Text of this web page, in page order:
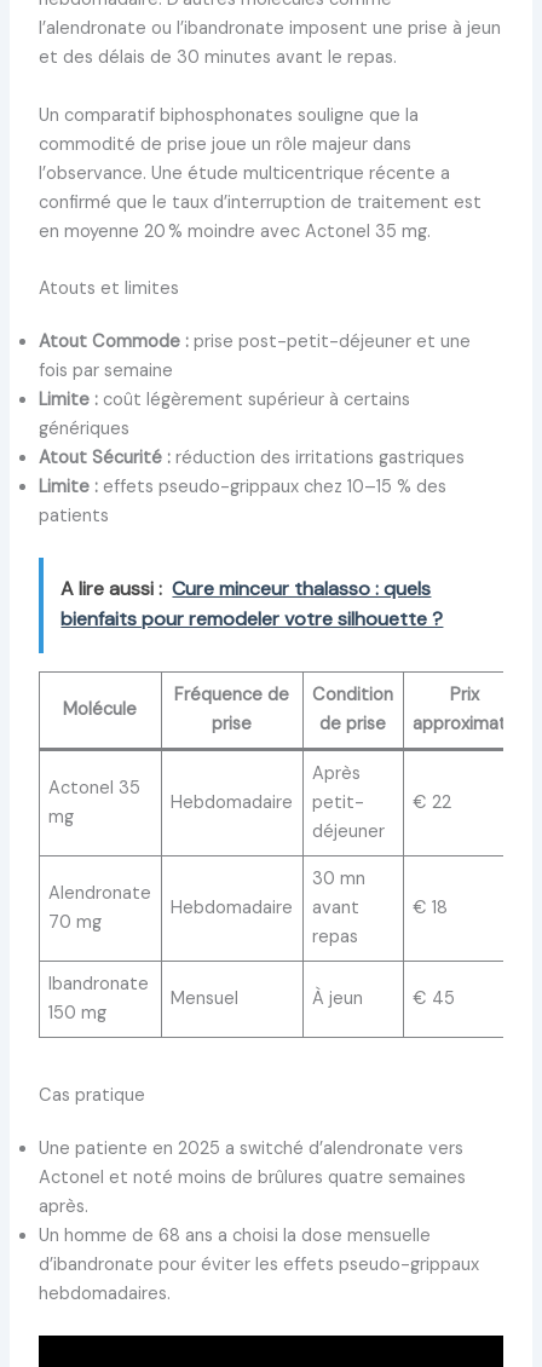
l’alendronate ou l’ibandronate imposent une prise à jeun
et des délais de 30 minutes avant le repas.
Un comparatif biphosphonates souligne que la
commodité de prise joue un rôle majeur dans
l’observance. Une étude multicentrique récente a
confirmé que le taux d’interruption de traitement est
en moyenne 20 % moindre avec Actonel 35 mg.
Atouts et limites
Atout Commode :prise post-petit-déjeuner et une
fois par semaine
Limite :coût légèrement supérieur à certains
génériques
Atout Sécurité :réduction des irritations gastriques
Limite :effets pseudo-grippaux chez 10–15 % des
patients
A lire aussi : Cure minceur thalasso : quels
bienfaits pour remodeler votre silhouette ?
Molécule
Fréquence de
prise
Condition
de prise
Prix
approximatif
Actonel 35
mg
Hebdomadaire
Après
petit-
déjeuner
€ 22
Alendronate
70 mg
Hebdomadaire
30 mn
avant
repas
€ 18
Ibandronate
150 mg
Mensuel À jeun € 45
Cas pratique
Une patiente en 2025 a switché d’alendronate vers
Actonel et noté moins de brûlures quatre semaines
après.
Un homme de 68 ans a choisi la dose mensuelle
d’ibandronate pour éviter les effets pseudo-grippaux
hebdomadaires.